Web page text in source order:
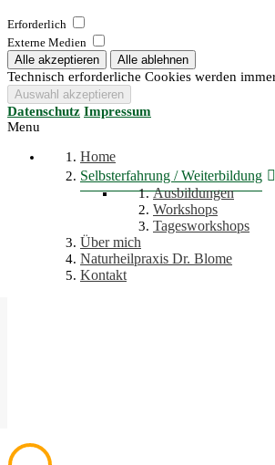
Erforderlich
Externe Medien
Technisch erforderliche Cookies werden
Datenschutz Impressum
Menu
Home
Selbsterfahrung / Weiterbildung
Ausbildungen
Workshops
Tagesworkshops
Über mich
Naturheilpraxis Dr. Blome
Kontakt